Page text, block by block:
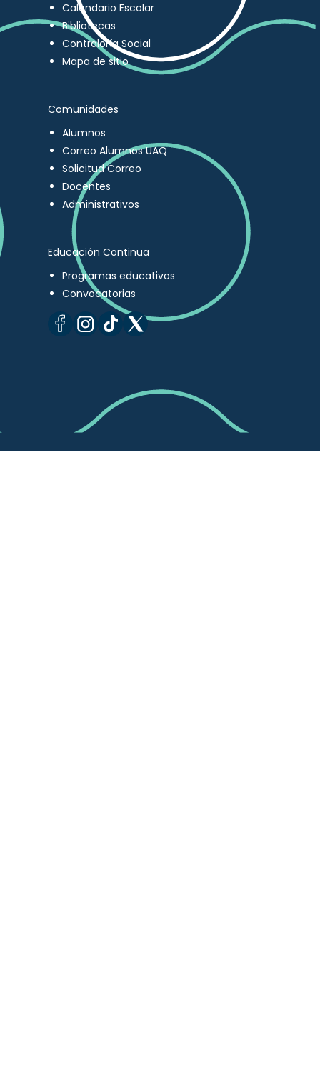
Calendario Escolar
Bibliotecas
Contraloría Social
Mapa de sitio
Comunidades
Alumnos
Correo Alumnos UAQ
Solicitud Correo
Docentes
Administrativos
Educación Continua
Programas educativos
Convocatorias